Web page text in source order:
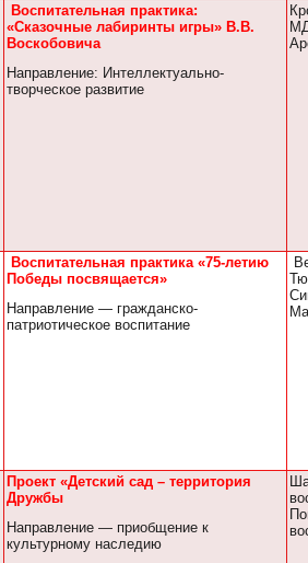
Воспитательная практика:
«Сказочные лабиринты игры» В.В.
Воскобовича
Направление: Интеллектуально-
творческое развитие
Воспитательная практика «75-летию
Победы посвящается»
Направление — гражданско-
патриотическое воспитание
Проект «Детский сад – территория
Дружбы
Направление — приобщение к
культурному наследию